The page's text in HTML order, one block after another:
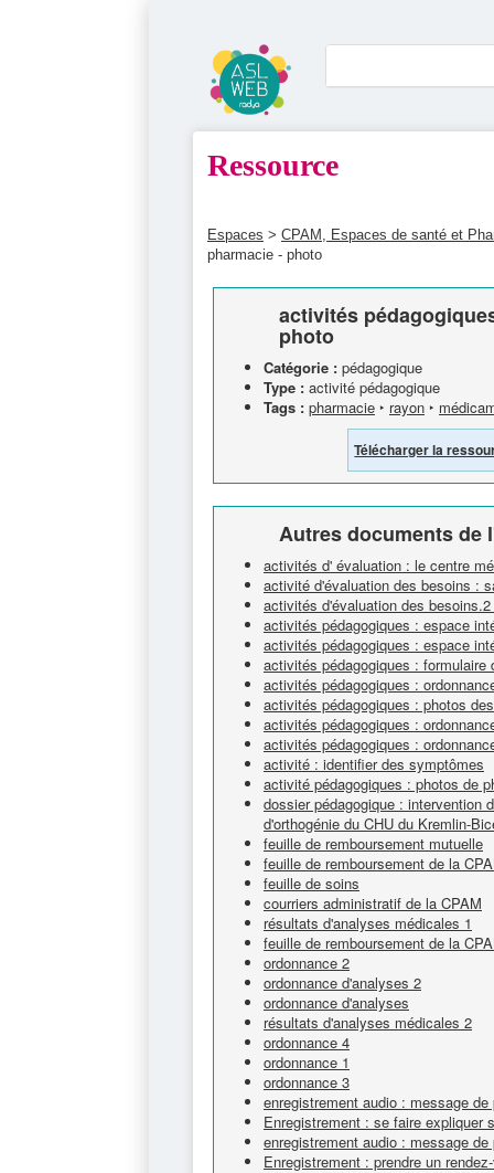
Ressource
Espaces > CPAM, Espaces de santé et
pharmacie - photo
activités
photo
Catégorie : pédagogique
Type : activité pédagogique
Tags : pharmacie ‣ rayon ‣
Télécharger la
Autres documents de
activités d' évaluation : le centre
activité d'évaluation des besoins :
activités d'évaluation des
activités pédagogiques : espace
activités pédagogiques : espace
activités pédagogiques :
activités pédagogiques :
activités pédagogiques : photos
activités pédagogiques :
activités pédagogiques :
activité : identifier des symptômes
activité pédagogiques : photos de
dossier pédagogique : intervention
d'orthogénie du CHU du Kremlin-
feuille de remboursement mutuelle
feuille de remboursement de la
feuille de soins
courriers administratif de la CPAM
résultats d'analyses médicales 1
feuille de remboursement de la
ordonnance 2
ordonnance d'analyses 2
ordonnance d'analyses
résultats d'analyses médicales 2
ordonnance 4
ordonnance 1
ordonnance 3
enregistrement audio : message
Enregistrement : se faire expliquer
enregistrement audio : message
Enregistrement : prendre un